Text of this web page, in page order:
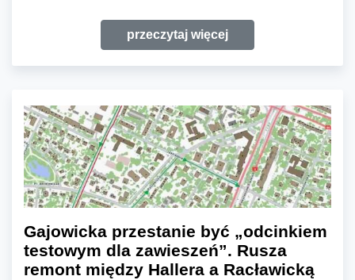
przeczytaj więcej
Gajowicka przestanie być „odcinkiem
testowym dla zawieszeń”. Rusza
remont między Hallera a Racławicką